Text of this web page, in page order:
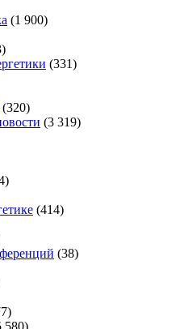
(1 900)
(331)
(320)
(3 319)
(414)
(38)